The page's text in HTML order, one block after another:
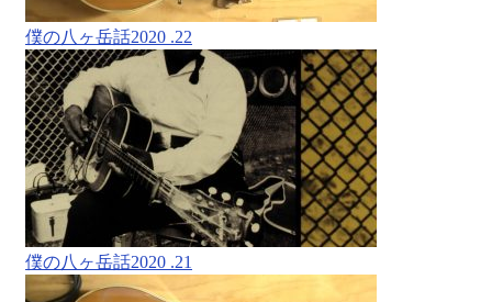
僕の八ヶ岳話2020 .22
僕の八ヶ岳話2020 .21